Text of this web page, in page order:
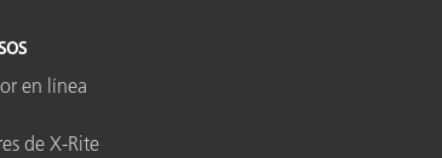
en línea
de X-Rite